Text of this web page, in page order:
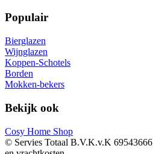
Populair
Bierglazen
Wijnglazen
Koppen-Schotels
Borden
Mokken-bekers
Bekijk ook
Cosy Home Shop
© Servies Totaal B.V.K.v.K 69543666